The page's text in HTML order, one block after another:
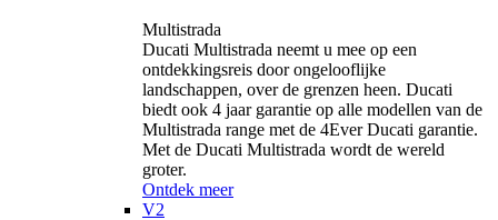
Multistrada
Ducati Multistrada neemt u mee op een
ontdekkingsreis door ongelooflijke
landschappen, over de grenzen heen. Ducati
biedt ook 4 jaar garantie op alle modellen van de
Multistrada range met de 4Ever Ducati garantie.
Met de Ducati Multistrada wordt de wereld
groter.
Ontdek meer
V2